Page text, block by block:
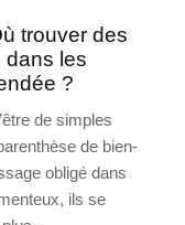
trouver des
dans les
?
de simples
de bien-
obligé dans
ils se